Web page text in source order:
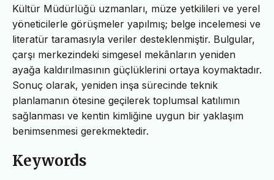
Kültür Müdürlüğü uzmanları, müze yetkilileri ve yerel
yöneticilerle görüşmeler yapılmış; belge incelemesi ve
literatür taramasıyla veriler desteklenmiştir. Bulgular,
çarşı merkezindeki simgesel mekânların yeniden
ayağa kaldırılmasının güçlüklerini ortaya koymaktadır.
Sonuç olarak, yeniden inşa sürecinde teknik
planlamanın ötesine geçilerek toplumsal katılımın
sağlanması ve kentin kimliğine uygun bir yaklaşım
benimsenmesi gerekmektedir.
Keywords